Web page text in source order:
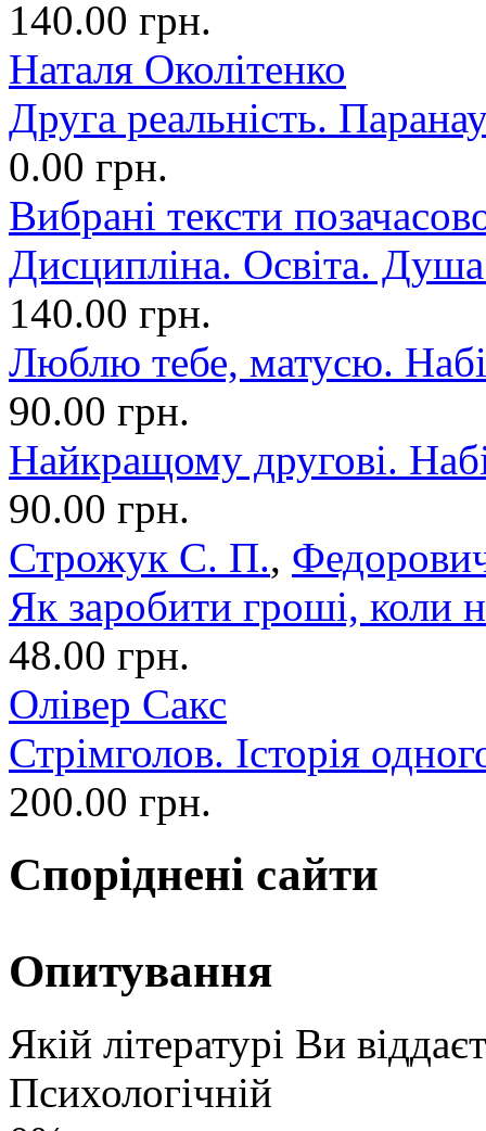
140.00 грн.
Наталя Околітенко
Друга реальність.
0.00 грн.
Вибрані тексти
Дисципліна. Освіта.
140.00 грн.
Люблю тебе, матусю.
90.00 грн.
Найкращому другові.
90.00 грн.
Строжук С. П.,
Як заробити гроші, коли
48.00 грн.
Олівер Сакс
Стрімголов. Історія
200.00 грн.
Споріднені сайти
Опитування
Якій літературі Ви
Психологічній